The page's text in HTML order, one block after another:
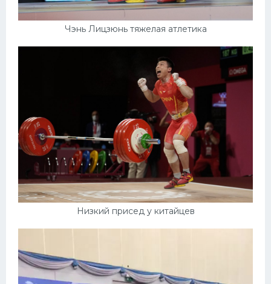
Чэнь Лицзюнь тяжелая атлетика
Низкий присед у китайцев